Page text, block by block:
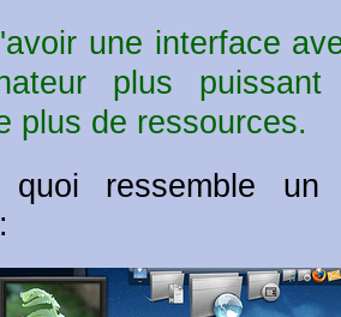
une interface
plus
plus de ressources.
ressemble un